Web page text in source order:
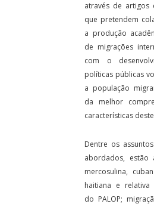
através de artigos
que pretendem
a produção
de migrações
com o
políticas públicas
a população
da melhor
características
Dentre os
abordados, estão
mercosulina,
haitiana e relativa
do PALOP;